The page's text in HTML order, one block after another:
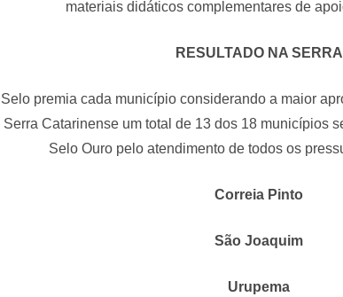
materiais didáticos complementares de
RESULTADO NA SERRA
premia cada município considerando a maior
Catarinense um total de 13 dos 18 municípios
Selo Ouro pelo atendimento de todos os
Correia Pinto
São Joaquim
Urupema